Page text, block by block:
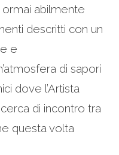
ormai abilmente
descritti con un
e
di sapori
dove l’Artista
di incontro tra
questa volta